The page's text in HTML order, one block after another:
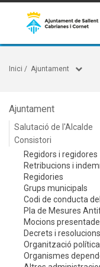
Inici / Ajuntament
Ajuntament
Salutació de l'Alcalde
Consistori
Regidors i regidores
Retribucions i
Regidories
Grups municipals
Codi de conducta
Pla de Mesures
Mocions
Decrets i resolucions
Organització política
Organismes